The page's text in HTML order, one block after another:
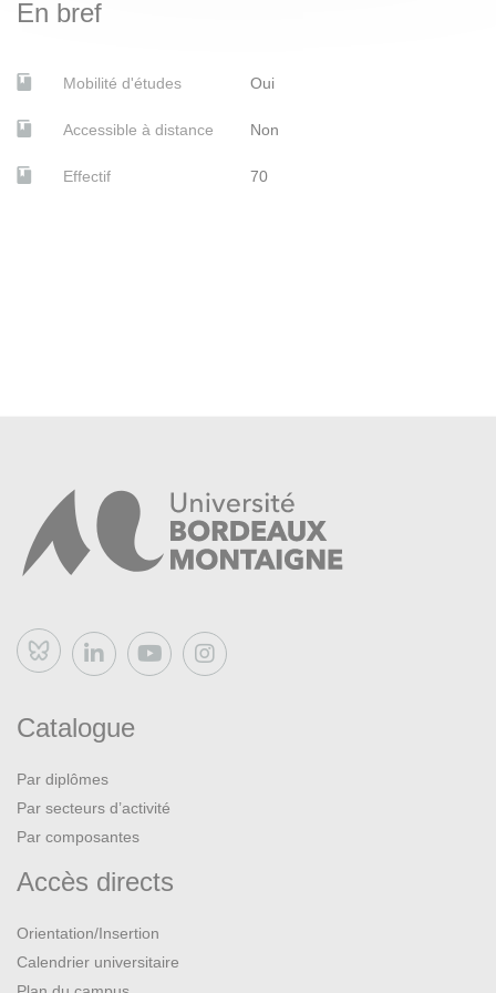
BORISOVA, Elena Andreevna, STERNIN, Grigorij
Paris, éditions du Regard, 1987. BU Lettres
GRAY, Camilla, DOMINOV, Basile et BURLEIGH-
MARCADÉ, Valentine. Le renouveau de l'art pictural
russe 1863-1914. Lausanne, éditions l'Âge d'homme,
1971. BU Lettres
Lettres
Nicolas, CHAPUIS, Nathalie, GOUTNIKOV, Nicolas
Liucci, Centre national d’art et de culture Georges
Pompidou, Paris et Vladimir Potanin.
[exposition, Paris, Centre Pompidou, 14 septembre
BU Lettres, Bib. LE/LEA
En bref
Mobilité d'études Oui
Accessible à distance Non
Effectif 70
Bluesky
Catalogue
Par diplômes
Par secteurs d’activité
Par composantes
Accès directs
Orientation/Insertion
Calendrier universitaire